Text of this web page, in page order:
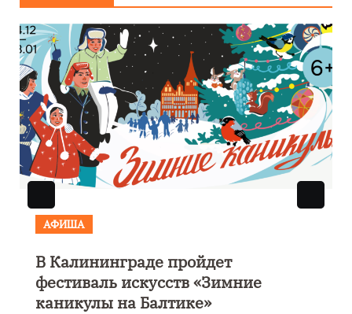
Выставка «Морской роман
парусом» откроется 28
Калининграде